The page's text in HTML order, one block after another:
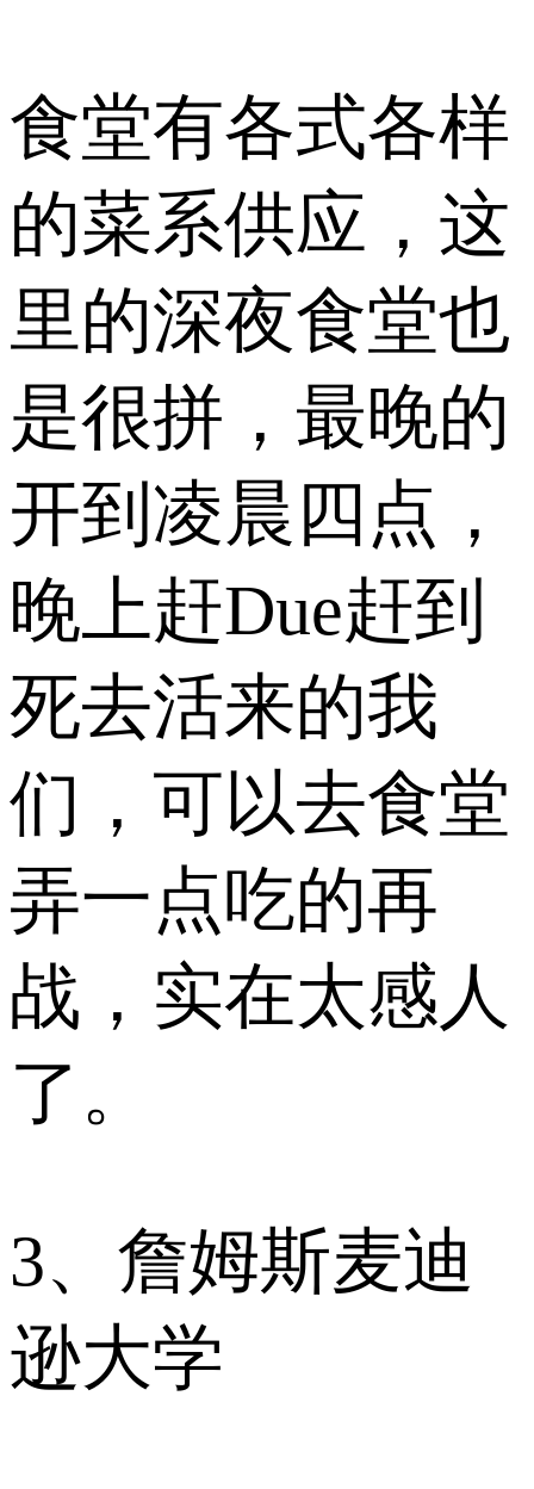
食堂有各式各样
的菜系供应，这
里的深夜食堂也
是很拼，最晚的
开到凌晨四点，
晚上赶Due赶到
死去活来的我
们，可以去食堂
弄一点吃的再
战，实在太感人
了。
3、詹姆斯麦迪
逊大学